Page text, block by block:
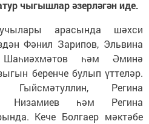
чыгышлар әзерләгән иде.
арасында шәхси
Фәнил Зарипов, Эльвина
Шаһиәхмәтов һәм Әминә
беренче булып үттеләр.
Гыйсмәтуллин, Регина
Низамиев һәм Регина
Кече Болгаер мәктәбе